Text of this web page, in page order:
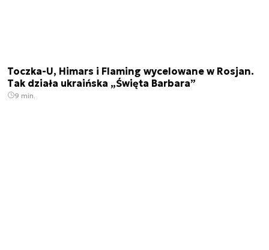
Toczka-U, Himars i Flaming wycelowane w Rosjan.
Tak działa ukraińska „Święta Barbara”
9 min.